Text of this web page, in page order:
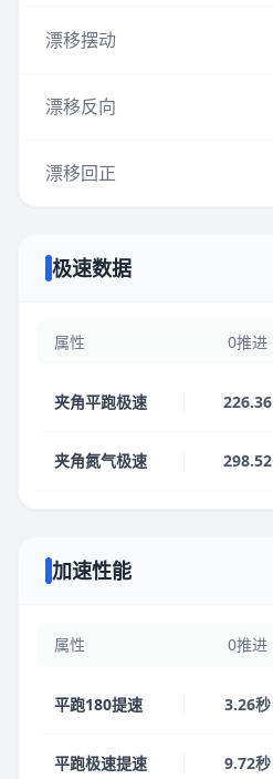
漂移摆动
漂移反向
漂移回正
极速数据
属性 0推进
夹角平跑极速 226.36
夹角氮气极速 298.52
加速性能
属性 0推进
平跑180提速 3.26秒
平跑极速提速 9.72秒